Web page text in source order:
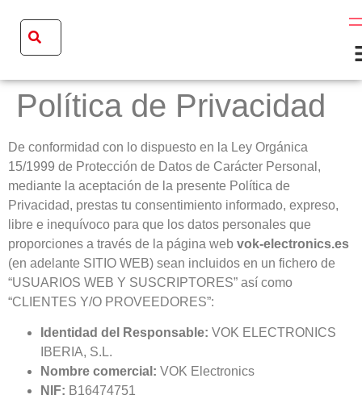
Política de Privacidad
De conformidad con lo dispuesto en la Ley Orgánica
15/1999 de Protección de Datos de Carácter Personal,
mediante la aceptación de la presente Política de
Privacidad, prestas tu consentimiento informado, expreso,
libre e inequívoco para que los datos personales que
proporciones a través de la página web vok-electronics.es
(en adelante SITIO WEB) sean incluidos en un fichero de
“USUARIOS WEB Y SUSCRIPTORES” así como
“CLIENTES Y/O PROVEEDORES”:
Identidad del Responsable: VOK ELECTRONICS
IBERIA, S.L.
Nombre comercial: VOK Electronics
NIF: B16474751